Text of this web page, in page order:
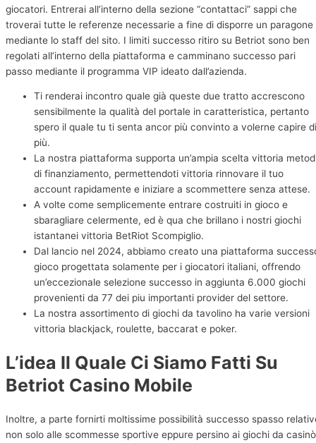
giocatori. Entrerai all’interno della sezione “contattaci” sappi che
troverai tutte le referenze necessarie a fine di disporre un paragone
mediante lo staff del sito. I limiti successo ritiro su Betriot sono ben
regolati all’interno della piattaforma e camminano successo pari
passo mediante il programma VIP ideato dall’azienda.
Ti renderai incontro quale già queste due tratto accrescono
sensibilmente la qualità del portale in caratteristica, pertanto
spero il quale tu ti senta ancor più convinto a volerne capire di
più.
La nostra piattaforma supporta un’ampia scelta vittoria
di finanziamento, permettendoti vittoria rinnovare il tuo
account rapidamente e iniziare a scommettere senza attese.
A volte come semplicemente entrare costruiti in gioco e
sbaragliare celermente, ed è qua che brillano i nostri giochi
istantanei vittoria BetRiot Scompiglio.
Dal lancio nel 2024, abbiamo creato una piattaforma
gioco progettata solamente per i giocatori italiani, offrendo
un’eccezionale selezione successo in aggiunta 6.000 giochi
provenienti da 77 dei piu importanti provider del settore.
La nostra assortimento di giochi da tavolino ha varie versioni
vittoria blackjack, roulette, baccarat e poker.
L’idea Il Quale Ci Siamo Fatti Su
Betriot Casino Mobile
Inoltre, a parte fornirti moltissime possibilità successo spasso
non solo alle scommesse sportive eppure persino ai giochi da